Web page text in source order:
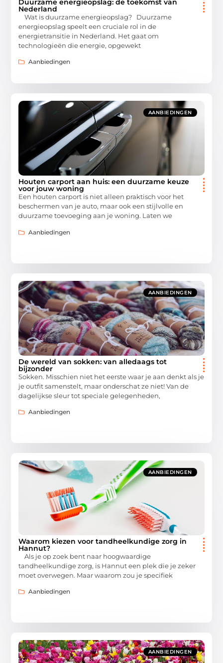
Duurzame energieopslag: de toekomst van
Nederland
Wat is duurzame energieopslag? Duurzame
energieopslag speelt een cruciale rol in de
energietransitie in Nederland. Het gaat om
technologieën die energie, opgewekt
Aanbiedingen
AANBIEDINGEN
Houten carport aan huis: een duurzame keuze
voor jouw woning
Een houten carport is niet alleen praktisch voor het
beschermen van je auto, maar ook een stijlvolle en
duurzame toevoeging aan je woning. Laten we
Aanbiedingen
AANBIEDINGEN
De wereld van sokken: van alledaags tot
bijzonder
Sokken. Misschien niet het eerste waar je aan denkt als je
je outfit samenstelt, maar onderschat ze niet! Van de
dagelijkse sleur tot speciale gelegenheden,
Aanbiedingen
AANBIEDINGEN
Waarom kiezen voor tandheelkundige zorg in
Hannut?
Als je op zoek bent naar hoogwaardige
tandheelkundige zorg, is Hannut een plek die je zeker
moet overwegen. Maar waarom zou je specifiek
Aanbiedingen
AANBIEDINGEN